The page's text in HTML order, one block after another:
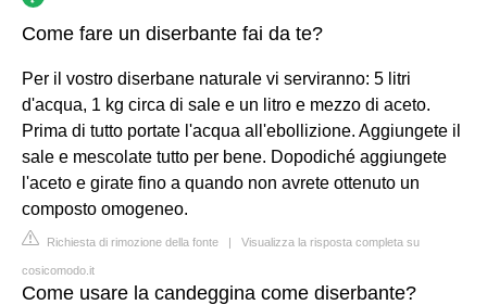
Come fare un diserbante fai da te?
Per il vostro diserbane naturale vi serviranno: 5 litri
d'acqua, 1 kg circa di sale e un litro e mezzo di aceto.
Prima di tutto portate l'acqua all'ebollizione. Aggiungete il
sale e mescolate tutto per bene. Dopodiché aggiungete
l'aceto e girate fino a quando non avrete ottenuto un
composto omogeneo.
Richiesta di rimozione della fonte | Visualizza la risposta completa su
cosicomodo.it
Come usare la candeggina come diserbante?